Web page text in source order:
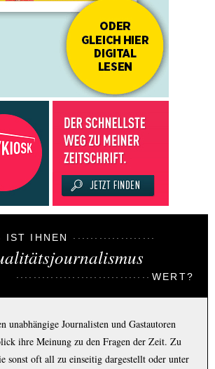
IST IHNEN
WERT?
unabhängige Journalisten und Gastautoren
ihre Meinung zu den Fragen der Zeit. Zu
sonst oft all zu einseitig dargestellt oder unter